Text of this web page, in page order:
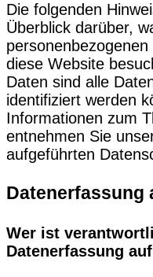
Die folgenden
Überblick darüber,
diese Website
Daten sind alle
identifiziert werden
Informationen zum
entnehmen Sie
aufgeführten
Datenerfassung
Wer ist
Datenerfassung